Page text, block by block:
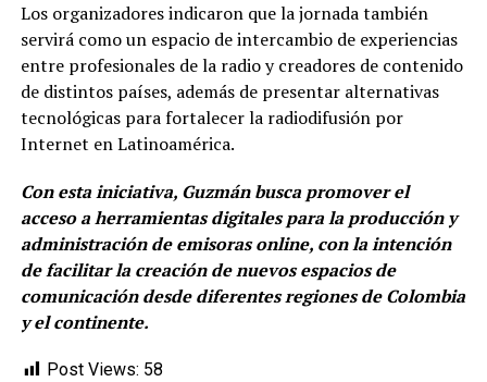
Los organizadores indicaron que la jornada también
servirá como un espacio de intercambio de experiencias
entre profesionales de la radio y creadores de contenido
de distintos países, además de presentar alternativas
tecnológicas para fortalecer la radiodifusión por
Internet en Latinoamérica.
Con esta iniciativa, Guzmán busca promover el
acceso a herramientas digitales para la producción y
administración de emisoras online, con la intención
de facilitar la creación de nuevos espacios de
comunicación desde diferentes regiones de Colombia
y el continente.
Post Views: 58